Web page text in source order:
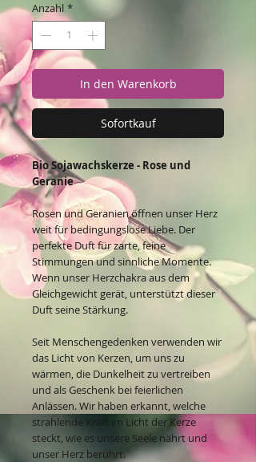
Anzahl *
In den Warenkorb
Sofortkauf
Bio Sojawachskerze - Rose und
Geranie
Rosen und Geranien öffnen unser Herz
weit für bedingungslose Liebe. Der
perfekte Duft für zarte, feine
Stimmungen und sinnliche Momente.
Wenn unser Herzchakra aus dem
Gleichgewicht gerät, unterstützt dieser
Duft seine Stärkung.
Seit Menschengedenken verwenden wir
das Licht von Kerzen, um uns zu
wärmen, die Dunkelheit zu vertreiben
und als Geschenk bei feierlichen
Anlässen. Wir haben erkannt, welche
strahlende Kraft im Licht der Kerze
steckt, wie es unsere Seele nährt und
unser Herz berührt.